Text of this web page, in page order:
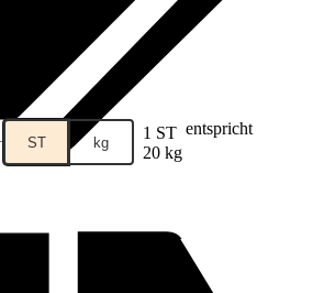
ST kg 1 ST entspricht
20 kg